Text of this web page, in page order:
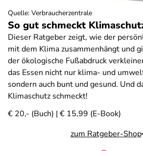
So gut schmeckt
Dieser Ratgeber zeigt, wie der
mit dem Klima zusammenhängt und
der ökologische Fußabdruck
das Essen nicht nur klima- und
sondern auch bunt und gesund. Und
Klimaschutz schmeckt!
€ 20,- (Buch) | € 15,99 (E-Book)
zum Ratgeber-Shop
Quelle: Verbraucherzentrale